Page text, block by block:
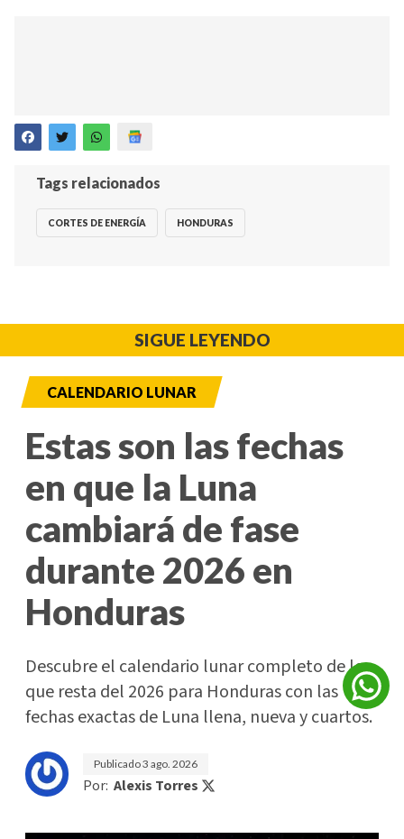
Tags relacionados
CORTES DE ENERGÍA HONDURAS
SIGUE LEYENDO
CALENDARIO LUNAR
Estas son las fechas
en que la Luna
cambiará de fase
durante 2026 en
Honduras
Descubre el calendario lunar completo de lo
que resta del 2026 para Honduras con las
fechas exactas de Luna llena, nueva y cuartos.
Publicado3 ago. 2026
Por: Alexis Torres